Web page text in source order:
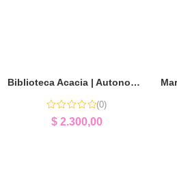
Biblioteca Acacia | Autonomía y Estimulación Temprana
(0)
$2.300,00